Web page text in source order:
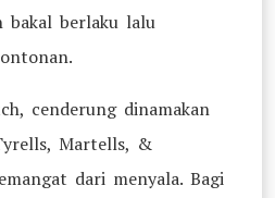
bakal berlaku lalu
cenderung dinamakan
Martells, &
dari menyala. Bagi